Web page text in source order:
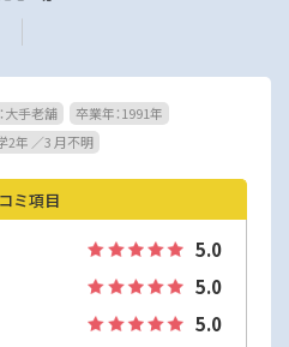
大手老舗
卒業年：1991年
2年 ／3 月不明
ミ項目
5.0
5.0
5.0